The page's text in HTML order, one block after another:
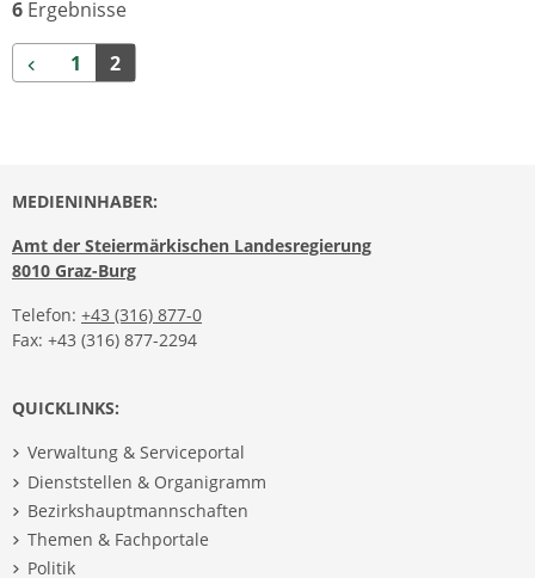
6 Ergebnisse
Zurück
1 2
MEDIENINHABER:
Amt der Steiermärkischen Landesregierung
8010 Graz-Burg
Telefon: +43 (316) 877-0
Fax: +43 (316) 877-2294
QUICKLINKS:
Verwaltung & Serviceportal
Dienststellen & Organigramm
Bezirkshauptmannschaften
Themen & Fachportale
Politik